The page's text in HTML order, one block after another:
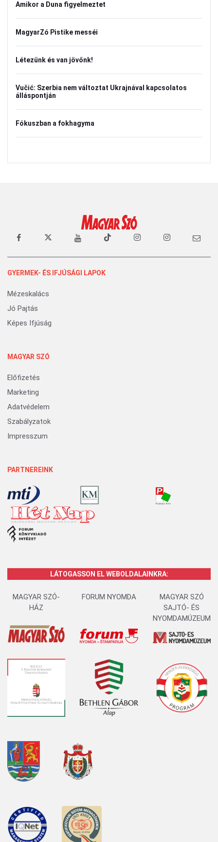
Amikor a Duna figyelmeztet
MagyarZó Pistike messéi
Létezünk és van jövőnk!
Vučić: Szerbia nem változtat Ukrajnával kapcsolatos
álláspontján
Fókuszban a fokhagyma
GYERMEK- ÉS IFJÚSÁGI LAPOK
Mézeskalács
Jó Pajtás
Képes Ifjúság
MAGYAR SZÓ
Előfizetés
Marketing
Adatvédelem
Szabályzatok
Impresszum
PARTNEREINK
LÁTOGASSON EL WEBOLDALAINKRA:
MAGYAR SZÓ-
HÁZ
FORUM NYOMDA
MAGYAR SZÓ
SAJTÓ- ÉS
NYOMDAMÚZEUM